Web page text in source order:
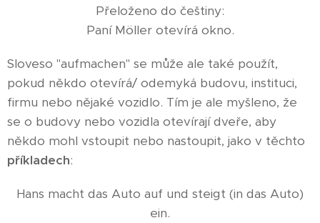
Přeloženo do češtiny:
Paní Möller otevírá okno.
Sloveso "aufmachen" se může ale také použít,
pokud někdo otevírá/ odemyká budovu, instituci,
firmu nebo nějaké vozidlo. Tím je ale myšleno, že
se o budovy nebo vozidla otevírají dveře, aby
někdo mohl vstoupit nebo nastoupit, jako v těchto
příkladech:
Hans macht das Auto auf und steigt (in das Auto)
ein.